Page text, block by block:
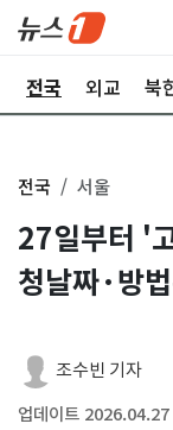
전국 외교 북
전국 서울
27일부터 '
청날짜·방
조수빈 기자
업데이트